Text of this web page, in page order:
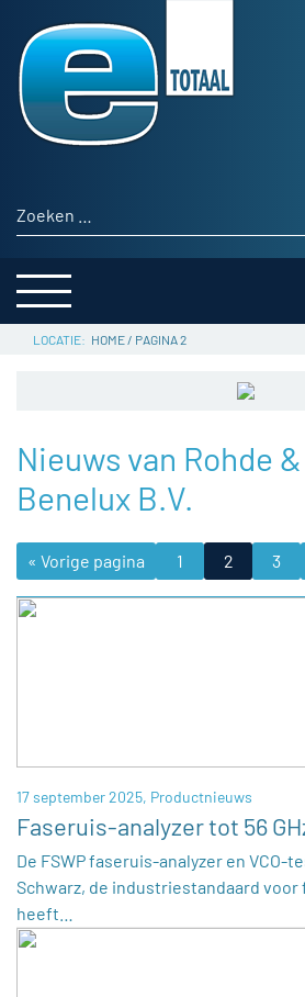
Zoeken naar:
HOME
PRODUCTNIEUWS
ACHTERGROND
THEMA’S
SERVICE
HOME/ PAGINA 2
Nieuws van Rohde
Benelux B.V.
« Vorige pagina 1 2 3
17 september 2025, Productnieuws
Faseruis-analyzer tot 56
De FSWP faseruis-analyzer en VCO-
Schwarz, de industriestandaard
heeft…